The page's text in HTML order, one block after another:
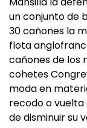
un conjunto de
30 cañones la
flota
cañones de los
cohetes
moda en
recodo o vuelta
de disminuir su